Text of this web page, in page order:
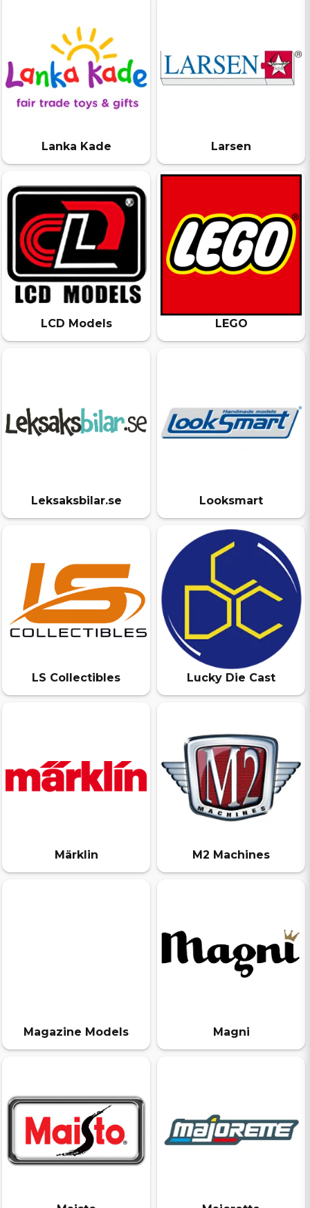
Lanka Kade Larsen
LCD Models LEGO
Leksaksbilar.se Looksmart
LS Collectibles Lucky Die Cast
Märklin M2 Machines
Magazine Models Magni